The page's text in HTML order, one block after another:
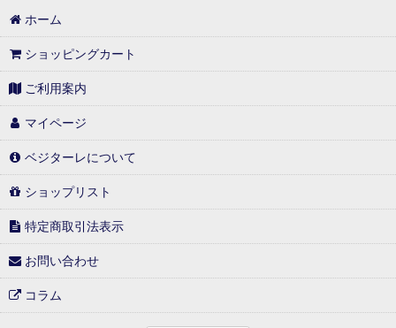
ホーム
ショッピングカート
ご利用案内
マイページ
ベジターレについて
ショップリスト
特定商取引法表示
お問い合わせ
コラム